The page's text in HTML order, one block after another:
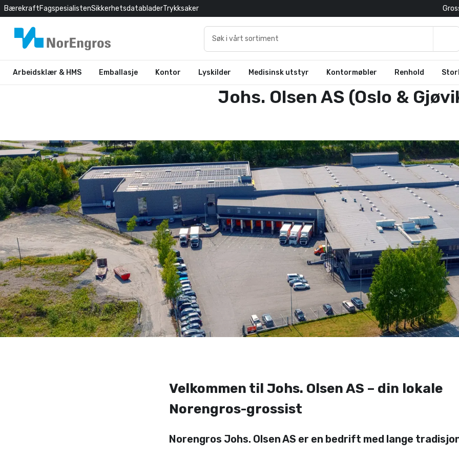
BærekraftFagspesialistenSikkerhetsdatabladerTrykksaker
Arbeidsklær & HMS Emballasje Kontor Lyskilder Medisinsk utstyr Kontormøbler Renhold
Johs. Olsen AS (Oslo &
Velkommen til Johs. Olsen AS – din lokale
Norengros-grossist
Norengros Johs. Olsen AS er en bedrift med lange